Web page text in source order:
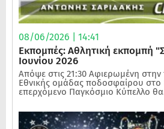
08/06/2026 | 14:41
Εκπομπές: Αθλητική εκπομπή
Ιουνίου 2026
Απόψε στις 21:30 Αφιερωμένη
Εθνικής ομάδας ποδοσφαίρου στο
επερχόμενο Παγκόσμιο Κύπελλο